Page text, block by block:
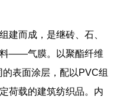
建而成，是继砖、石、
料——气膜。以聚酯纤维
表面涂层，配以PVC组
荷载的建筑纺织品。内